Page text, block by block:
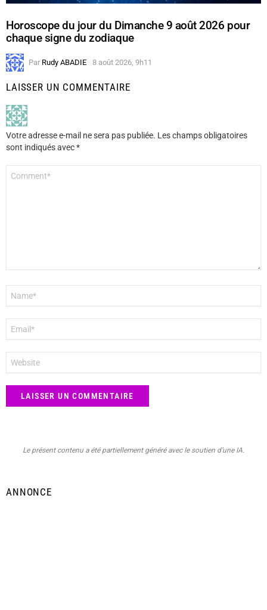
Horoscope du jour du Dimanche 9 août 2026 pour
chaque signe du zodiaque
Par Rudy ABADIE 8 août 2026, 9h11
LAISSER UN COMMENTAIRE
Votre adresse e-mail ne sera pas publiée. Les champs obligatoires
sont indiqués avec*
mail
*
web
Le présent contenu a été partiellement généré avec le soutien d’une IA.
ANNONCE